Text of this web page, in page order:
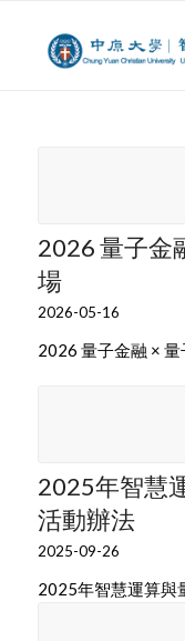
2026 量子金
場
2026-05-16
2026 量子金融 ×
2025年智慧
活動辦法
2025-09-26
2025年智慧運算與